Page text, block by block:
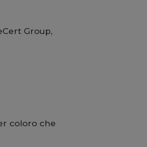
Group,
coloro che